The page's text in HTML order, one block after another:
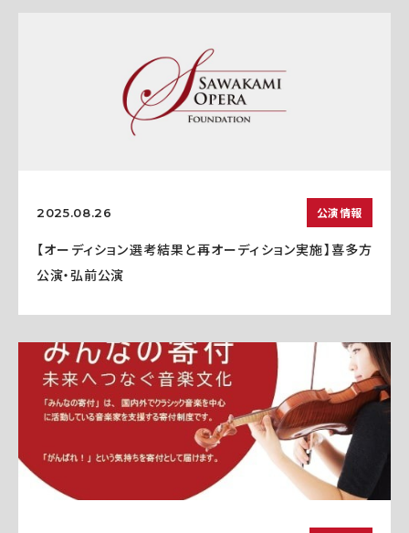
2025.08.26 公演情報
【オーディション選考結果と再オーディション実施】喜多方
公演・弘前公演